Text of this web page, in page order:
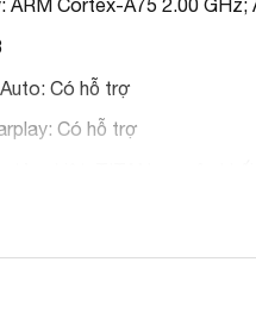
ARM Cortex-A75 2.00
Có hỗ trợ
Có hỗ trợ
Wifi, Bluetooth, Sim 4G